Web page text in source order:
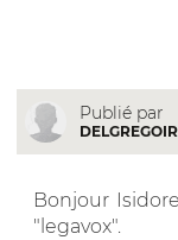
Publié par
Bonjour
"legavox".